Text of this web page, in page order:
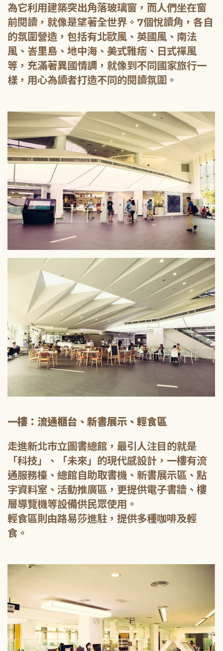
為它利用建築突出角落玻璃窗，而人們坐在窗
前閱讀，就像是望著全世界。7個悅讀角，各自
的氛圍營造，包括有北歐風、英國風、南法
風、峇里島、地中海、美式雅痞、日式禪風
等，充滿著異國情調，就像到不同國家旅行一
樣，用心為讀者打造不同的閱讀氛圍。
一樓：流通櫃台、新書展示、輕食區
走進新北市立圖書總館，最引人注目的就是
「科技」、「未來」的現代感設計，一樓有流
通服務檯、總館自助取書機、新書展示區、點
字資料室、活動推廣區，更提供電子書牆、樓
層導覽機等設備供民眾使用。
輕食區則由路易莎進駐，提供多種咖啡及輕
食。